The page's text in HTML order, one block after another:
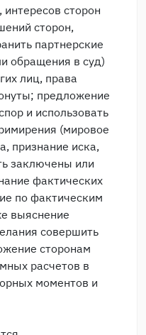
интересов сторон
сторон,
партнерские
обращения в суд)
лиц, права
предложение
и использовать
(мировое
признание иска,
заключены или
фактических
по фактическим
выяснение
совершить
сторонам
расчетов в
моментов и